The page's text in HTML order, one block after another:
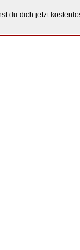
du dich jetzt